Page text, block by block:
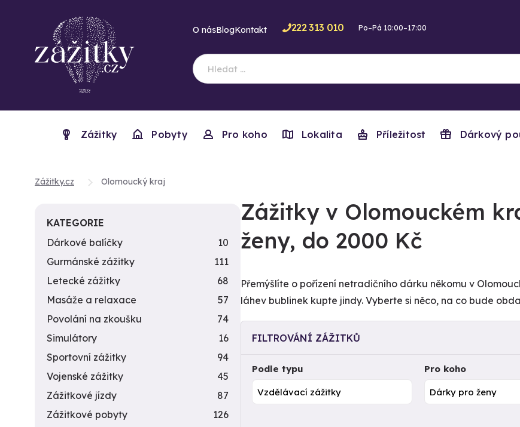
O násBlogKontakt 222 313 010 Po–Pá 10:00–17:00
Zážitky Pobyty Pro koho Lokalita Příležitost Dárkový
Zážitky.cz Olomoucký kraj
Zážitky v Olomouckém
ženy, do 2000 Kč
Přemýšlíte o pořízení netradičního dárku někomu v
láhev bublinek kupte jindy. Vyberte si něco, na co bude
FILTROVÁNÍ ZÁŽITKŮ
Podle typu Pro koho
KATEGORIE
Dárkové balíčky
10
Gurmánské zážitky
111
Letecké zážitky
68
Masáže a relaxace
57
Povolání na zkoušku
74
Simulátory
16
Sportovní zážitky
94
Vojenské zážitky
45
Zážitkové jízdy
87
Zážitkové pobyty
126